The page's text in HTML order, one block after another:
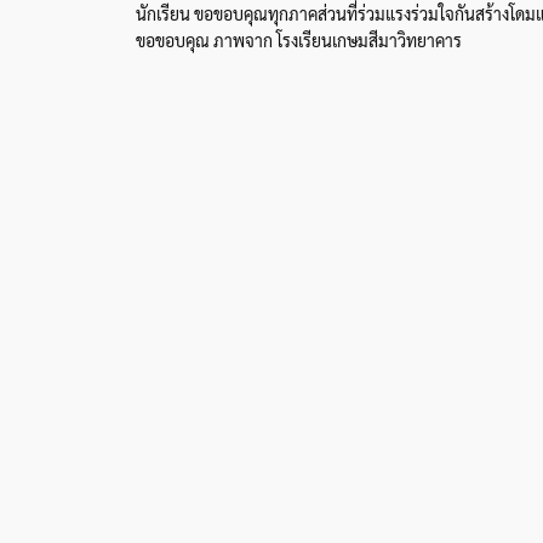
นักเรียน ขอขอบคุณทุกภาคส่วนที่ร่วมแรงร่วมใจกันสร้างโดม
ขอขอบคุณ ภาพจาก โรงเรียนเกษมสีมาวิทยาคาร